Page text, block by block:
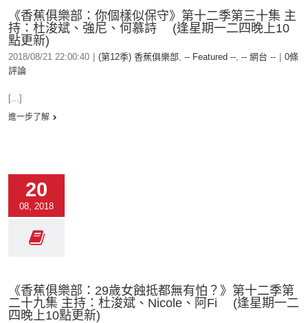
《香蕉俱樂部：你個樣似保守》第十二季第三十集 主
持：杜浚斌、強尼、何慕詩 (逢星期一二四晚上10
點更新)
2018/08/21 22:00:40 (第12季) 香蕉俱樂部, -- Featured --, -- 網台 --
0條
評論
[...]
進一步了解
20
08, 2018
《香蕉俱樂部：29歲女蝕抵都無有怕？》第十二季第
二十九集 主持：杜浚斌、Nicole、阿Fi (逢星期一二
四晚上10點更新)